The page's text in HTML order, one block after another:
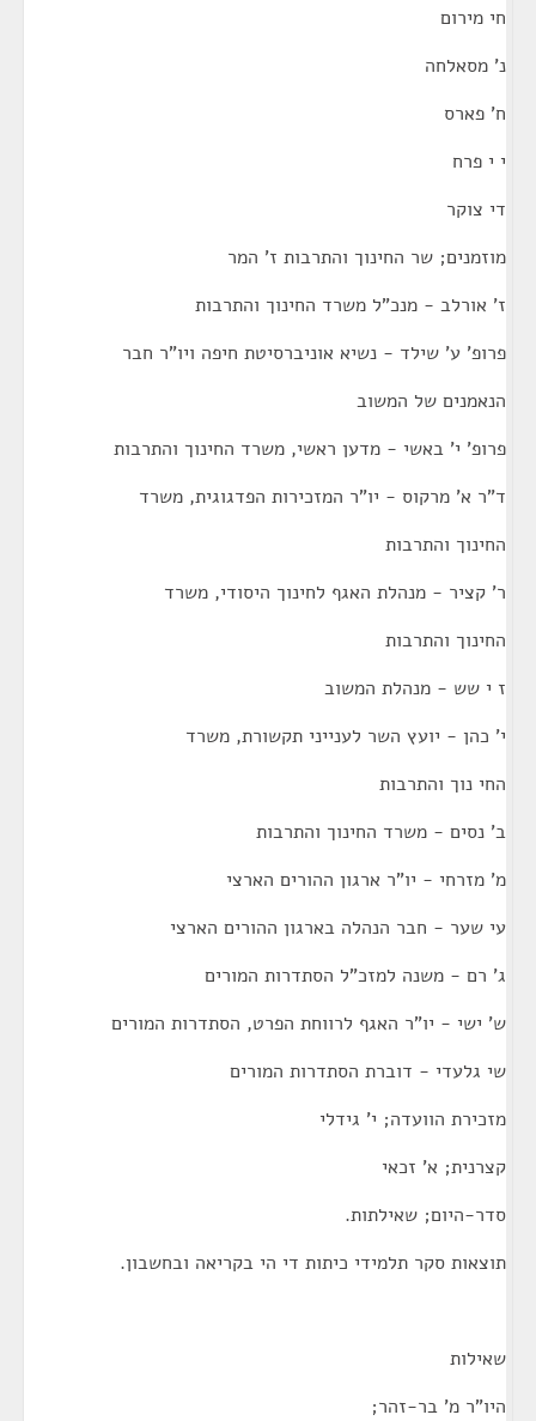
חי מירום
נ' מסאלחה
ח' פארס
י י פרח
די צוקר
מוזמנים; שר החינוך והתרבות ז' המר
ז' אורלב - מנכ"ל משרד החינוך והתרבות
פרופ' ע' שילד - נשיא אוניברסיטת חיפה ויו"ר חבר
הנאמנים של המשוב
פרופ' י' באשי - מדען ראשי, משרד החינוך והתרבות
ד"ר א' מרקוס - יו"ר המזכירות הפדגוגית, משרד
החינוך והתרבות
ר' קציר - מנהלת האגף לחינוך היסודי, משרד
החינוך והתרבות
ז י שש - מנהלת המשוב
י' כהן - יועץ השר לענייני תקשורת, משרד
החי נוך והתרבות
ב' נסים - משרד החינוך והתרבות
מ' מזרחי - יו"ר ארגון ההורים הארצי
עי שער - חבר הנהלה בארגון ההורים הארצי
ג' רם - משנה למזכ"ל הסתדרות המורים
ש' ישי - יו"ר האגף לרווחת הפרט, הסתדרות המורים
שי גלעדי - דוברת הסתדרות המורים
מזכירת הוועדה; י' גידלי
קצרנית; א' זכאי
סדר-היום; שאילתות.
תוצאות סקר תלמידי כיתות די הי בקריאה ובחשבון.
שאילות
היו"ר מ' בר-זהר;